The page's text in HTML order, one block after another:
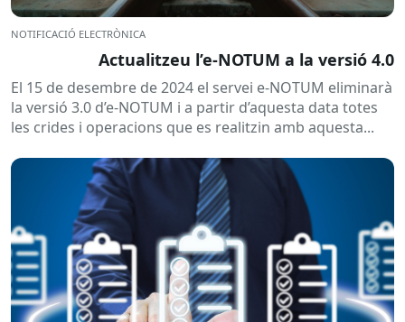
NOTIFICACIÓ ELECTRÒNICA
Actualitzeu l’e-NOTUM a la versió 4.0
El 15 de desembre de 2024 el servei e-NOTUM eliminarà
la versió 3.0 d’e-NOTUM i a partir d’aquesta data totes
les crides i operacions que es realitzin amb aquesta...